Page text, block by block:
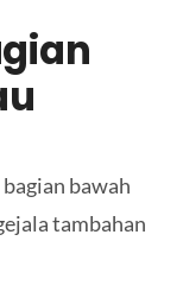
bawah
tambahan